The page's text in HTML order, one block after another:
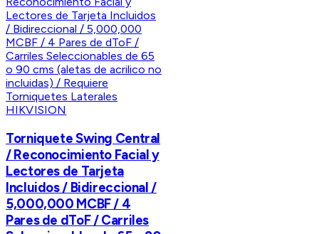
HIKVISION
Torniquete Swing Central
/ Reconocimiento Facial y
Lectores de Tarjeta
Incluidos / Bidireccional /
5,000,000 MCBF / 4
Pares de dToF / Carriles